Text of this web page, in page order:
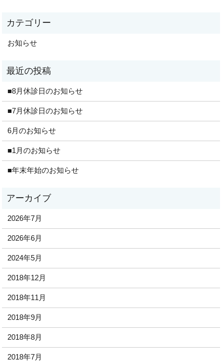
お知らせ
■8月休診日のお知らせ
■7月休診日のお知らせ
6月のお知らせ
■1月のお知らせ
■年末年始のお知らせ
2026年7月
2026年6月
2024年5月
2018年12月
2018年11月
2018年9月
2018年8月
2018年7月